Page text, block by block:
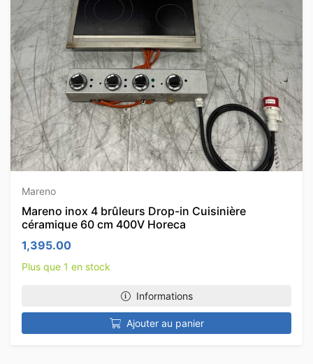
Mareno
Mareno inox 4 brûleurs Drop-in Cuisinière
céramique 60 cm 400V Horeca
1,395.00
Plus que 1 en stock
Informations
Ajouter au panier